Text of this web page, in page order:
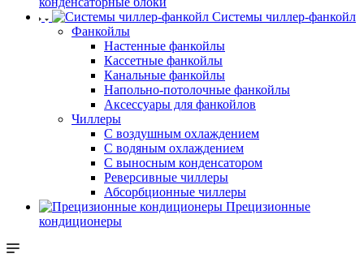
Системы чиллер-фанкойл
Фанкойлы
Настенные фанкойлы
Кассетные фанкойлы
Канальные фанкойлы
Напольно-потолочные фанкойлы
Аксессуары для фанкойлов
Чиллеры
С воздушным охлаждением
С водяным охлаждением
С выносным конденсатором
Реверсивные чиллеры
Абсорбционные чиллеры
Прецизионные
кондиционеры